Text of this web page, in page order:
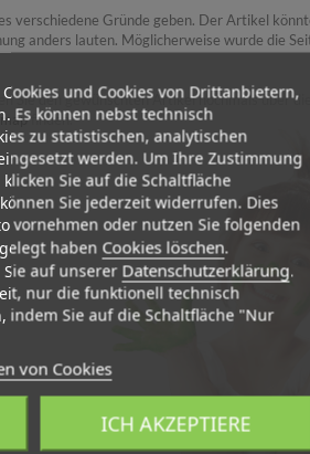
verschiedene Gründe geben. Der Artikel
anders lauten. Möglicherweise wurde die
Sie den gewünschten Artikel nochmals über
finden.
und Cookies von Drittanbietern,
Es können nebst technisch
zu statistischen, analytischen
werden. Um Ihre Zustimmung
Sie auf die Schaltfläche
Sie jederzeit widerrufen. Dies
vornehmen oder nutzen Sie folgenden
haben Cookies löschen.
auf unserer Datenschutzerklärung.
nur die funktionell technisch
indem Sie auf die Schaltfläche "Nur
von Cookies
ICH AKZEPTIERE